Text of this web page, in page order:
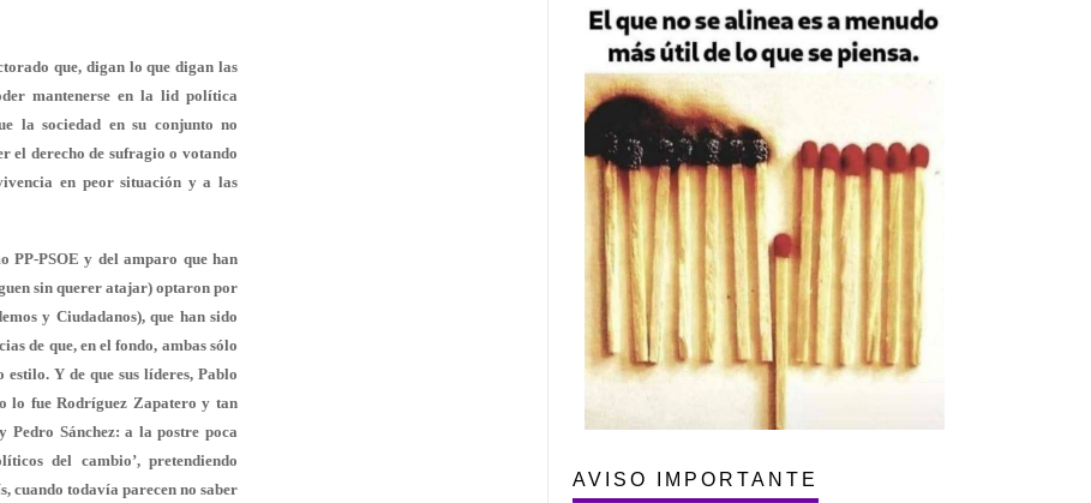
que, digan lo que digan las
mantenerse en la lid política
la sociedad en su conjunto no
el derecho de sufragio o votando
en peor situación y a las
PP-PSOE y del amparo que han
sin querer atajar) optaron por
y Ciudadanos), que han sido
de que, en el fondo, ambas sólo
Y de que sus líderes, Pablo
lo fue Rodríguez Zapatero y tan
Pedro Sánchez: a la postre poca
del cambio’, pretendiendo
cuando todavía parecen no saber
AVISO IMPORTANTE